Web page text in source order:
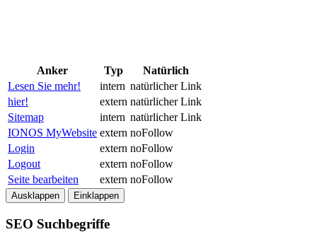
Anker Typ
Natürlich
Lesen Sie mehr!
intern natürlicher Link
hier!
extern natürlicher Link
Sitemap
intern natürlicher Link
IONOS MyWebsite extern noFollow
Login
extern noFollow
Logout
extern noFollow
Seite bearbeiten
extern noFollow
Ausklappen Einklappen
SEO Suchbegriffe